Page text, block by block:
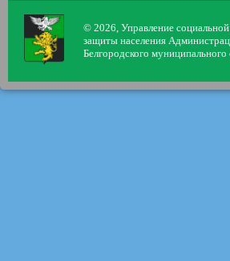
© 2026, Управление социальной
защиты населения
Белгородского муниципального